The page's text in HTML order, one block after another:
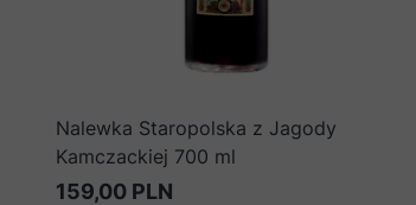
Nalewka Staropolska z Jagody
Kamczackiej 700 ml
159,00 PLN